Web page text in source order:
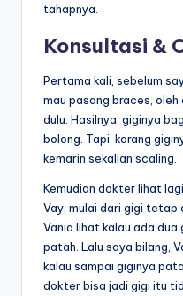
tahapnya.
Konsultasi &
Pertama kali, sebelum
mau pasang braces, oleh
dulu. Hasilnya, giginya
bolong. Tapi, karang
kemarin sekalian scaling.
Kemudian dokter lihat
Vay, mulai dari gigi tetap
Vania lihat kalau ada
patah. Lalu saya bilang,
kalau sampai giginya
dokter bisa jadi gigi itu